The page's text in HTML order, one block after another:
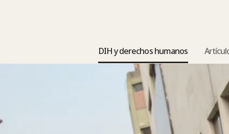
DIH y derechos humanos